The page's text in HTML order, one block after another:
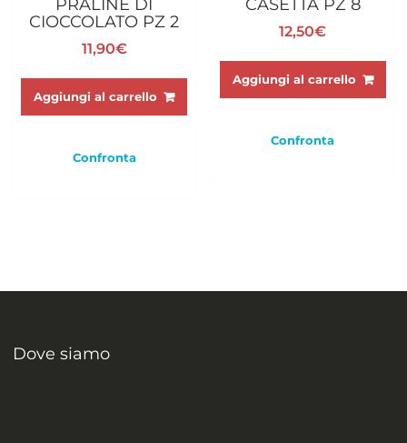
PRALINE DI
CIOCCOLATO PZ 2
11,90€
Aggiungi al carrello
Confronta
CASETTA PZ 8
12,50€
Aggiungi al carrello
Confronta
Dove siamo